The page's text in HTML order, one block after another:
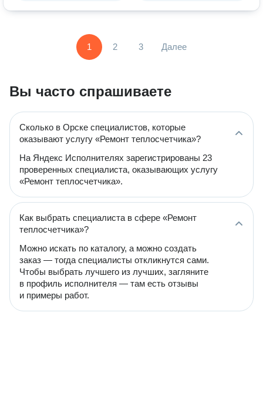
1 2 3 Далее
Вы часто спрашиваете
Сколько в Орске специалистов, которые
оказывают услугу «Ремонт теплосчетчика»?
На Яндекс Исполнителях зарегистрированы 23
проверенных специалиста, оказывающих услугу
«Ремонт теплосчетчика».
Как выбрать специалиста в сфере «Ремонт
теплосчетчика»?
Можно искать по каталогу, а можно создать
заказ — тогда специалисты откликнутся сами.
Чтобы выбрать лучшего из лучших, загляните
в профиль исполнителя — там есть отзывы
и примеры работ.